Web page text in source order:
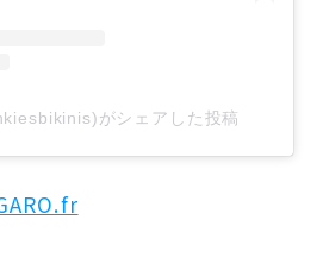
がシェアした投稿